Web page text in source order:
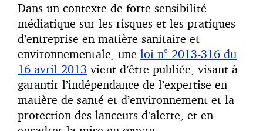
Dans un contexte de forte sensibilité
médiatique sur les risques et les pratiques
d’entreprise en matière sanitaire et
environnementale, une loi n° 2013-316 du
16 avril 2013 vient d’être publiée, visant à
garantir l’indépendance de l’expertise en
matière de santé et d’environnement et la
protection des lanceurs d’alerte, et en